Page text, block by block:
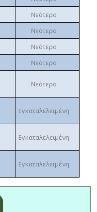
Νεότερο
Νεότερο
Νεότερο
Νεότερο
Νεότερο
Εγκαταλελειμένη
Εγκαταλελειμένη
Εγκαταλελειμένη